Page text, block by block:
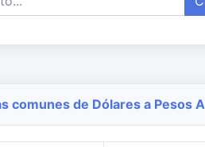
comunes de Dólares a Pesos